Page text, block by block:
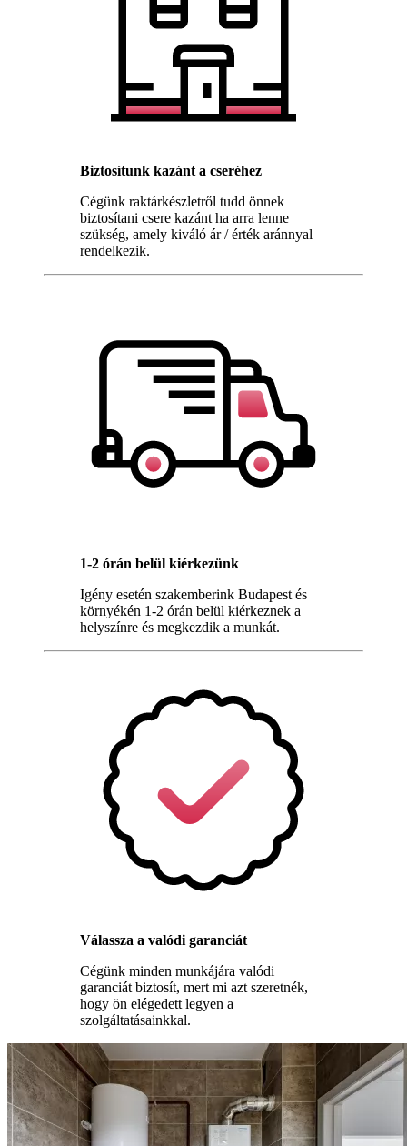
Biztosítunk kazánt a cseréhez
Cégünk raktárkészletről tudd önnek
biztosítani csere kazánt ha arra lenne
szükség, amely kiváló ár / érték aránnyal
rendelkezik.
1-2 órán belül kiérkezünk
Igény esetén szakemberink Budapest és
környékén 1-2 órán belül kiérkeznek a
helyszínre és megkezdik a munkát.
Válassza a valódi garanciát
Cégünk minden munkájára valódi
garanciát biztosít, mert mi azt szeretnék,
hogy ön elégedett legyen a
szolgáltatásainkkal.